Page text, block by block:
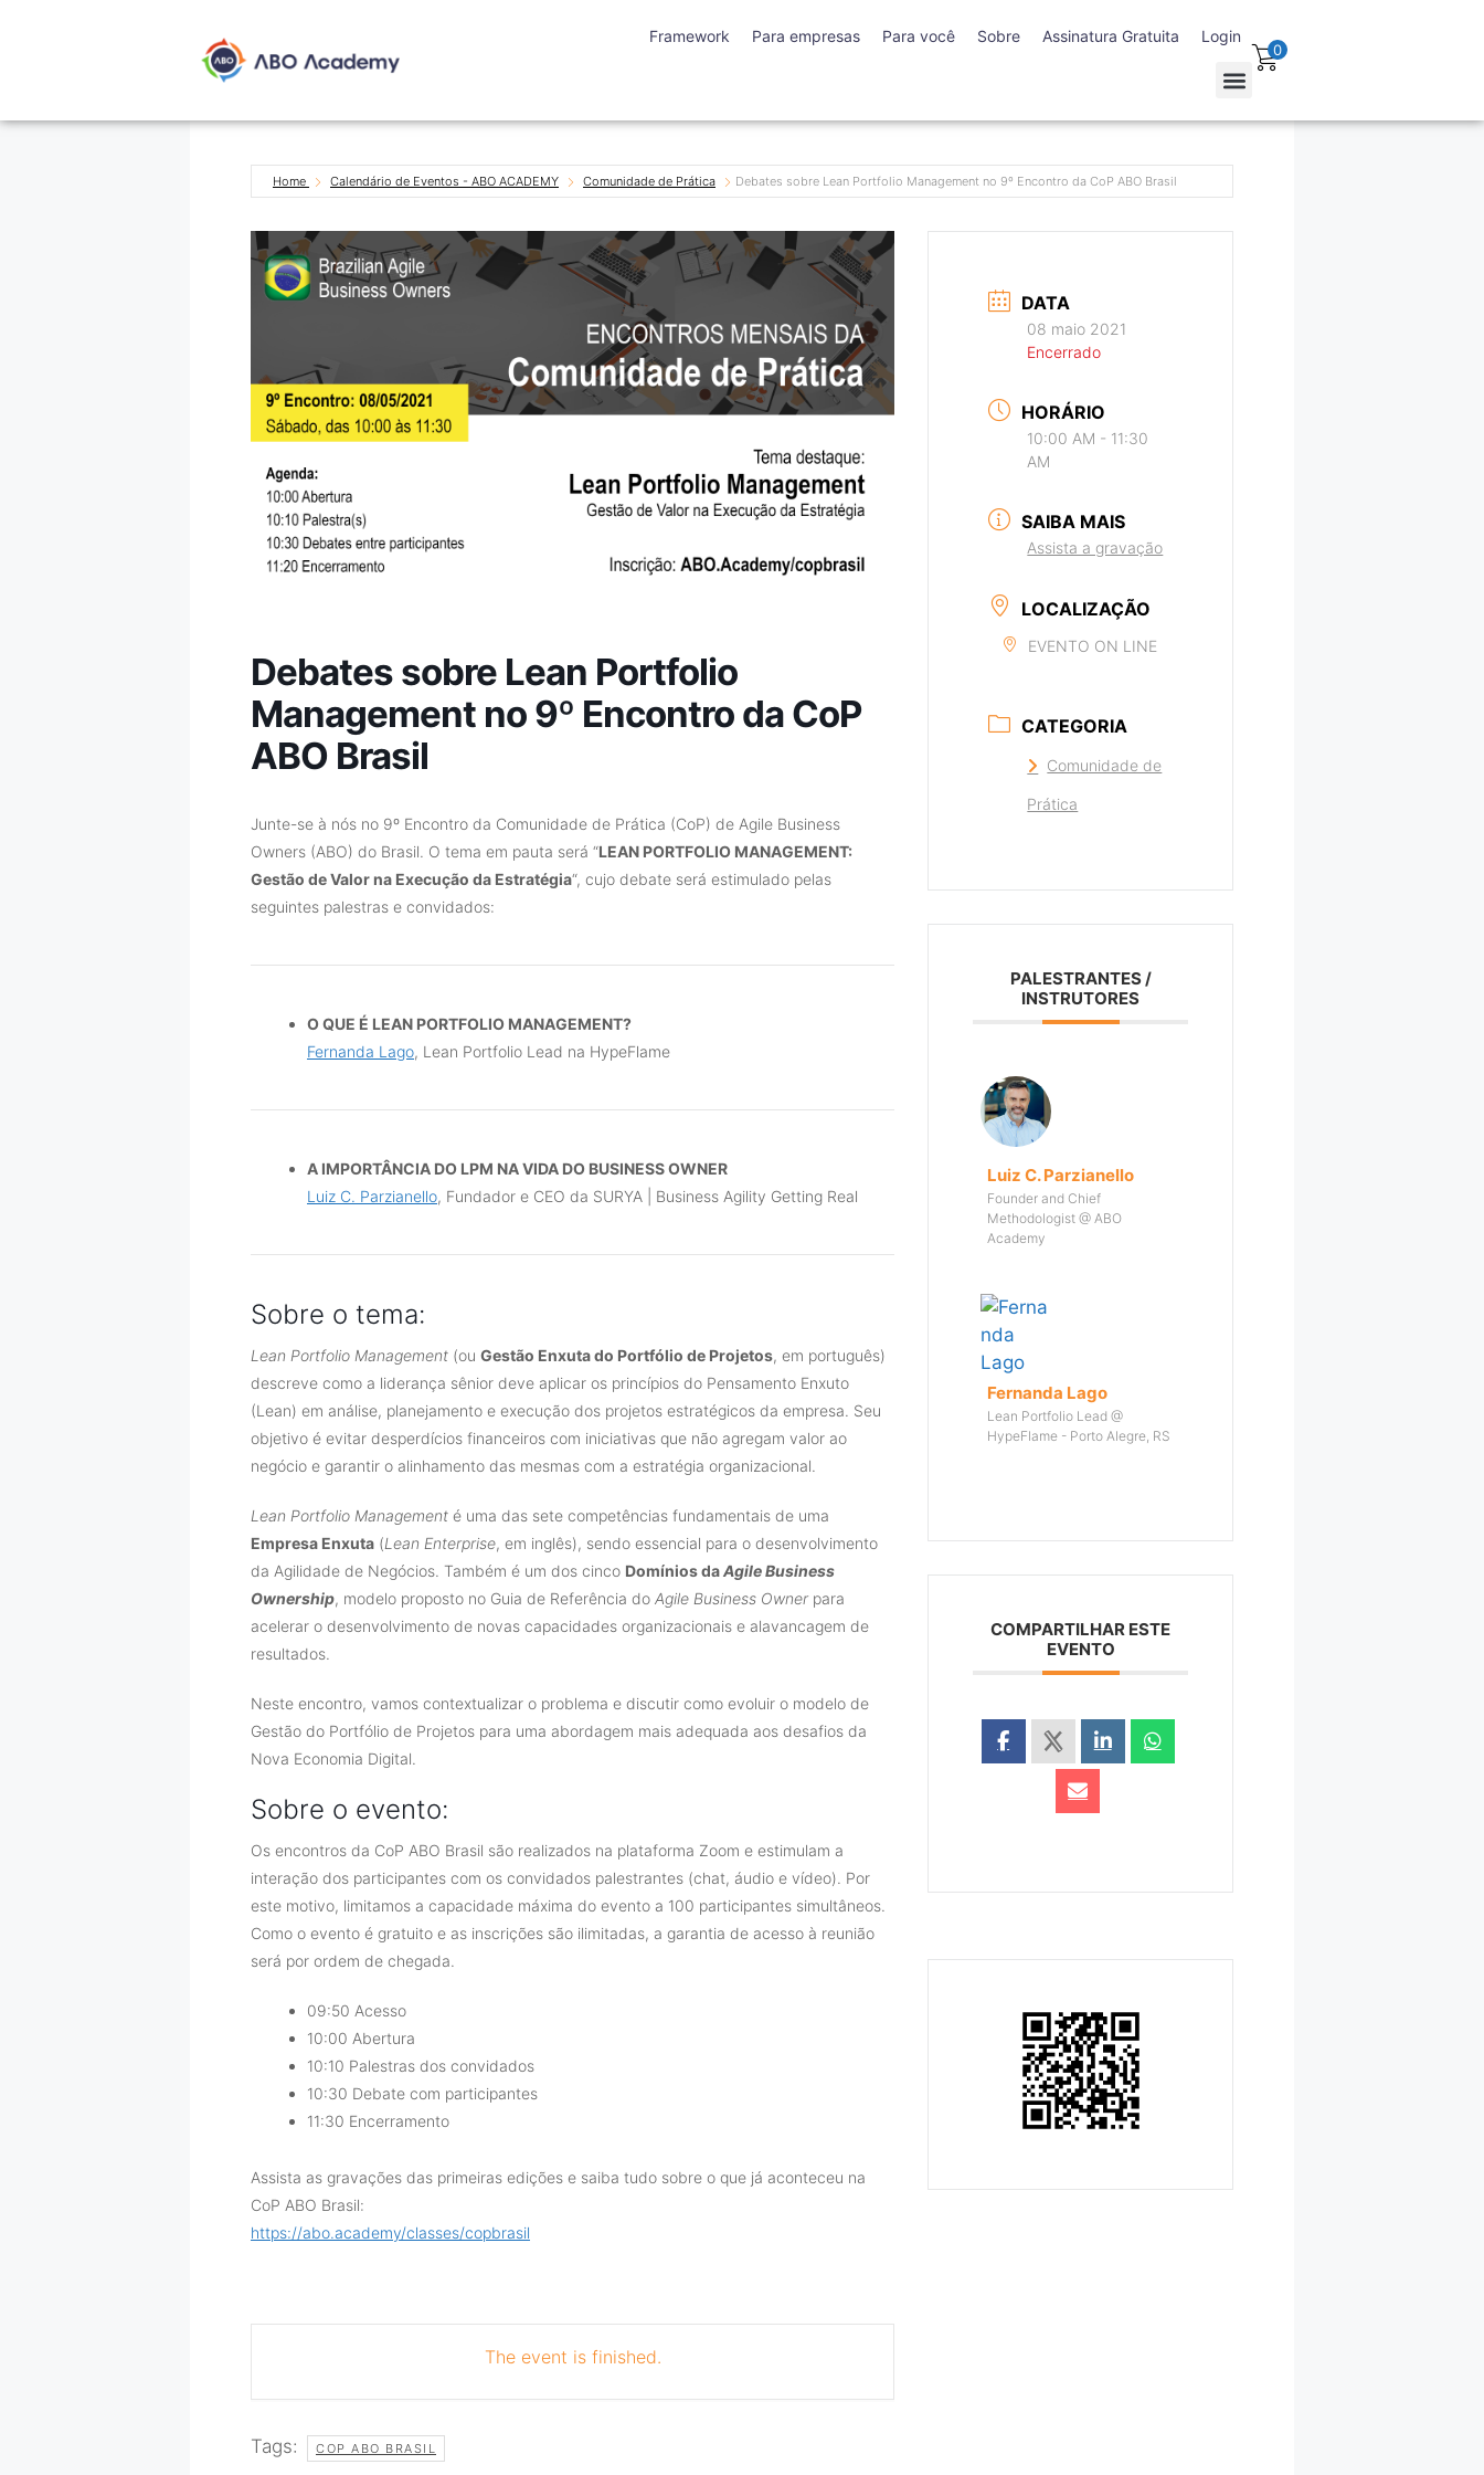
Framework Para empresas Para você Sobre Assinatura Gratuita Login
0
Home Calendário de Eventos - ABO ACADEMY Comunidade de Prática Debates sobre Lean Portfolio Management no 9º Encontro da CoP ABO Brasil
Debates sobre Lean Portfolio
Management no 9º Encontro da CoP
ABO Brasil
Junte-se à nós no 9º Encontro da Comunidade de Prática (CoP) de Agile Business
Owners (ABO) do Brasil. O tema em pauta será “LEAN PORTFOLIO MANAGEMENT:
Gestão de Valor na Execução da Estratégia“, cujo debate será estimulado pelas
seguintes palestras e convidados:
O QUE É LEAN PORTFOLIO MANAGEMENT?
Fernanda Lago, Lean Portfolio Lead na HypeFlame
A IMPORTÂNCIA DO LPM NA VIDA DO BUSINESS OWNER
Luiz C. Parzianello, Fundador e CEO da SURYA | Business Agility Getting Real
Sobre o tema:
Lean Portfolio Management (ou Gestão Enxuta do Portfólio de Projetos, em português)
descreve como a liderança sênior deve aplicar os princípios do Pensamento Enxuto
(Lean) em análise, planejamento e execução dos projetos estratégicos da empresa. Seu
objetivo é evitar desperdícios financeiros com iniciativas que não agregam valor ao
negócio e garantir o alinhamento das mesmas com a estratégia organizacional.
Lean Portfolio Management é uma das sete competências fundamentais de uma
Empresa Enxuta (Lean Enterprise, em inglês), sendo essencial para o desenvolvimento
da Agilidade de Negócios. Também é um dos cinco Domínios daAgile Business
Ownership, modelo proposto no Guia de Referência do Agile Business Ownerpara
acelerar o desenvolvimento de novas capacidades organizacionais e alavancagem de
resultados.
Neste encontro, vamos contextualizar o problema e discutir como evoluir o modelo de
Gestão do Portfólio de Projetos para uma abordagem mais adequada aos desafios da
Nova Economia Digital.
Sobre o evento:
Os encontros da CoP ABO Brasil são realizados na plataforma Zoom e estimulam a
interação dos participantes com os convidados palestrantes (chat, áudio e vídeo). Por
este motivo, limitamos a capacidade máxima do evento a 100 participantes simultâneos.
Como o evento é gratuito e as inscrições são ilimitadas, a garantia de acesso à reunião
será por ordem de chegada.
09:50 Acesso
10:00 Abertura
10:10 Palestras dos convidados
10:30 Debate com participantes
11:30 Encerramento
Assista as gravações das primeiras edições e saiba tudo sobre o que já aconteceu na
CoP ABO Brasil:
https://abo.academy/classes/copbrasil
The event is finished.
Tags: COP ABO BRASIL
DATA
08 maio 2021
Encerrado
HORÁRIO
10:00 AM - 11:30
AM
SAIBA MAIS
Assista a gravação
LOCALIZAÇÃO
EVENTO ON LINE
CATEGORIA
Comunidade de
Prática
PALESTRANTES /
INSTRUTORES
Luiz C. Parzianello
Founder and Chief
Methodologist @ ABO
Academy
Fernanda Lago
Lean Portfolio Lead @
HypeFlame - Porto Alegre, RS
COMPARTILHAR ESTE
EVENTO